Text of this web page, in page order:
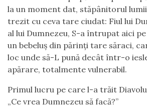
la un moment dat, stăpânitorul
trezit cu ceva tare ciudat: Fiul lui
al lui Dumnezeu, S-a întrupat aici
un bebeluș din părinți tare săraci,
loc unde să-L pună decât într-o
apărare, totalmente vulnerabil.
Primul lucru pe care l-a trăit
„Ce vrea Dumnezeu să facă?”